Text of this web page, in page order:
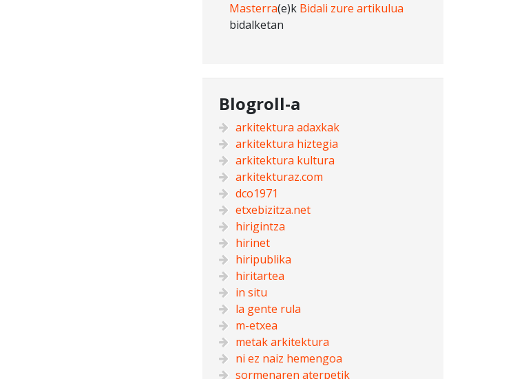
Masterra(e)k Bidali zure artikulua
bidalketan
Blogroll-a
arkitektura adaxkak
arkitektura hiztegia
arkitektura kultura
arkitekturaz.com
dco1971
etxebizitza.net
hirigintza
hirinet
hiripublika
hiritartea
in situ
la gente rula
m-etxea
metak arkitektura
ni ez naiz hemengoa
sormenaren aterpetik